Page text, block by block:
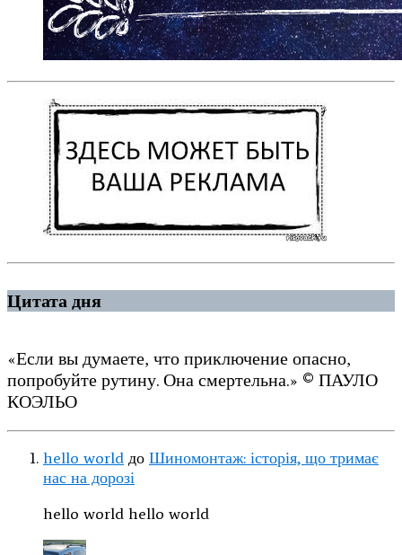
Цитата дня
«Если вы думаете, что приключение опасно,
попробуйте рутину. Она смертельна.» © ПАУЛО
КОЭЛЬО
hello world до Шиномонтаж: історія, що тримає
нас на дорозі
hello world hello world